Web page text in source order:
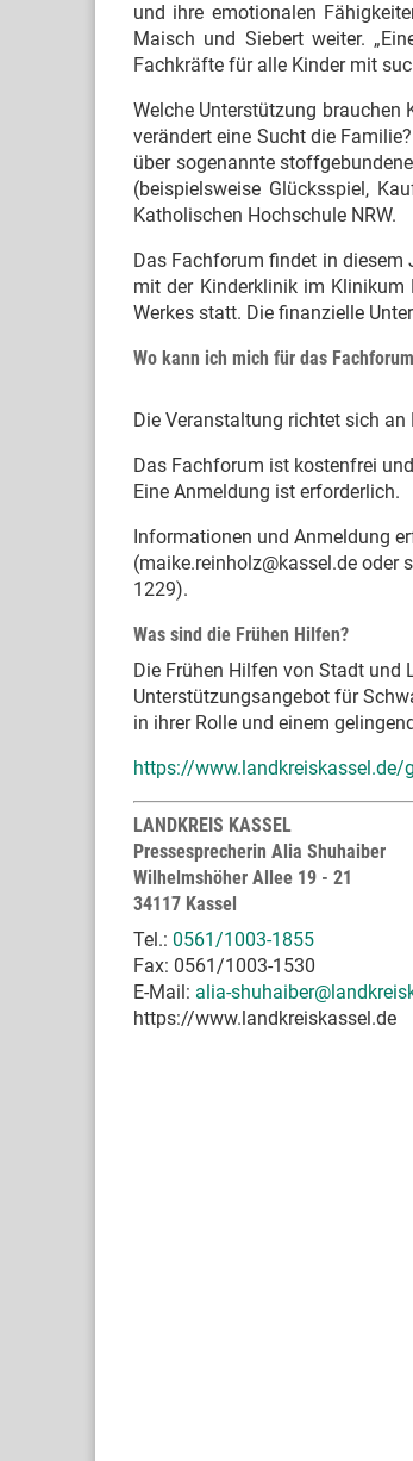
und ihre emotionalen
Maisch und Siebert weiter.
Fachkräfte für alle Kinder mit
Welche Unterstützung
verändert eine Sucht die
über sogenannte
(beispielsweise Glücksspiel,
Katholischen Hochschule NRW.
Das Fachforum findet in
mit der Kinderklinik im Klinikum
Werkes statt. Die finanzielle
Wo kann ich mich für das
Die Veranstaltung richtet sich
Das Fachforum ist kostenfrei
Eine Anmeldung ist erforderlich.
Informationen und Anmeldung
(maike.reinholz@kassel.de oder
1229).
Was sind die Frühen Hilfen?
Die Frühen Hilfen von Stadt und
Unterstützungsangebot für
in ihrer Rolle und einem
https://
LANDKREIS KASSEL
Pressesprecherin Alia Shuhaiber
Wilhelmshöher Allee 19 - 21
34117 Kassel
Tel.: 0561/1003-1855
Fax: 0561/1003-1530
E-Mail: alia-
https://www.landkreiskassel.de